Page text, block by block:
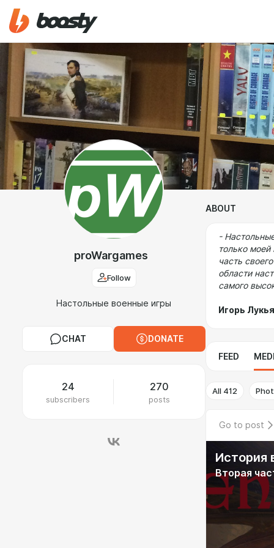
proWargames
Follow
Настольные военные игры
CHAT DONATE
24
subscribers
270
posts
ABOUT
-
только
часть
области
самого
Игорь
FEED
All 412
Go to post
История
Вторая